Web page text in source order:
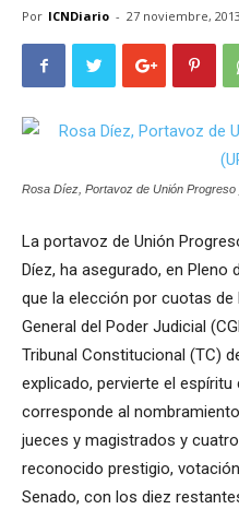
Por ICNDiario - 27 noviembre, 2013
Rosa Díez, Portavoz de Unión
La portavoz de Unión
Díez, ha asegurado, en Pleno
que la elección por cuotas
General del Poder Judicial
Tribunal Constitucional (TC)
explicado, pervierte el
corresponde al
jueces y magistrados y
reconocido prestigio,
Senado, con los diez